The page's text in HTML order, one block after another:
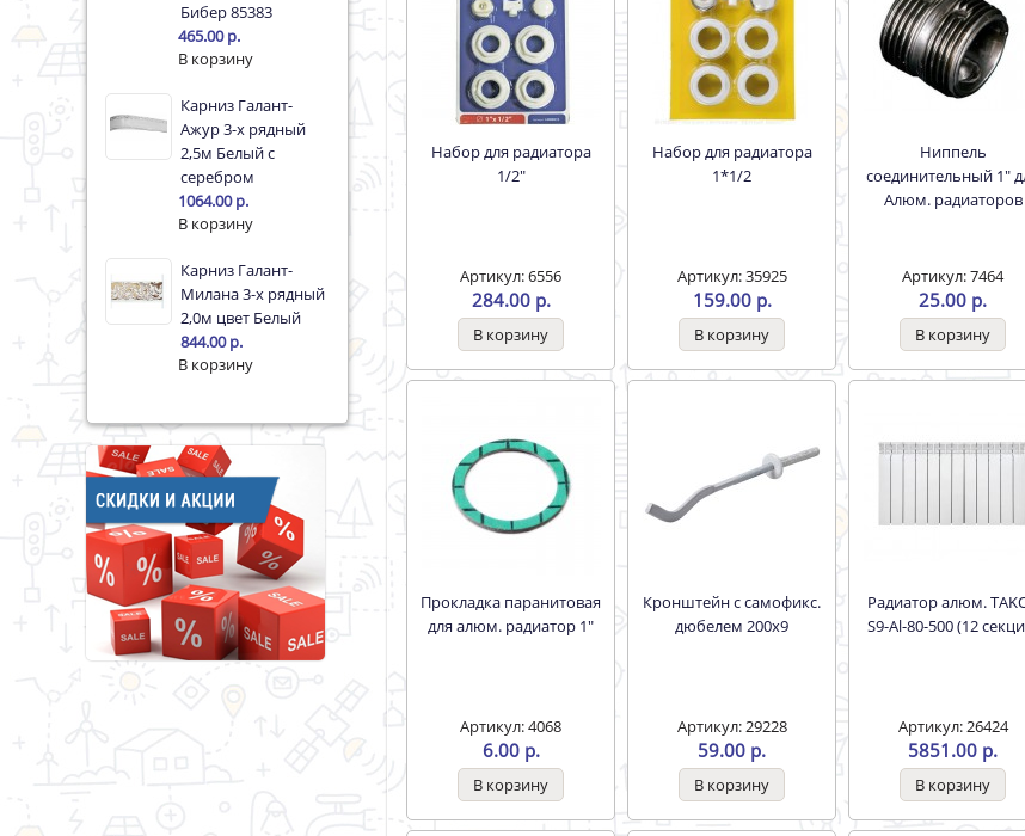
Бибер 85383
465.00 р.
Карниз Галант-
Ажур 3-х рядный
2,5м Белый с
серебром
1064.00 р.
Карниз Галант-
Милана 3-х рядный
2,0м цвет Белый
844.00 р.
Набор для радиатора
1/2"
Артикул: 6556
284.00 р.
Набор для радиатора
1*1/2
Артикул: 35925
159.00 р.
Ниппель
соединительный 1"
Алюм. радиаторов
Артикул: 7464
25.00 р.
Прокладка паранитовая
для алюм. радиатор 1"
Артикул: 4068
6.00 р.
Кронштейн с самофикс.
дюбелем 200х9
Артикул: 29228
59.00 р.
Радиатор алюм. TAKOT
S9-Al-80-500 (12
Артикул: 26424
5851.00 р.